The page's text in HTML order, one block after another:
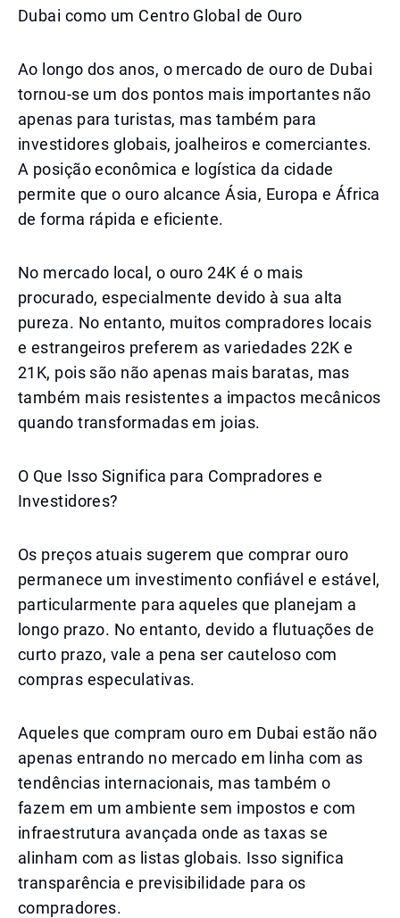
Dubai como um Centro Global de Ouro
Ao longo dos anos, o mercado de ouro de Dubai
tornou-se um dos pontos mais importantes não
apenas para turistas, mas também para
investidores globais, joalheiros e comerciantes.
A posição econômica e logística da cidade
permite que o ouro alcance Ásia, Europa e África
de forma rápida e eficiente.
No mercado local, o ouro 24K é o mais
procurado, especialmente devido à sua alta
pureza. No entanto, muitos compradores locais
e estrangeiros preferem as variedades 22K e
21K, pois são não apenas mais baratas, mas
também mais resistentes a impactos mecânicos
quando transformadas em joias.
O Que Isso Significa para Compradores e
Investidores?
Os preços atuais sugerem que comprar ouro
permanece um investimento confiável e estável,
particularmente para aqueles que planejam a
longo prazo. No entanto, devido a flutuações de
curto prazo, vale a pena ser cauteloso com
compras especulativas.
Aqueles que compram ouro em Dubai estão não
apenas entrando no mercado em linha com as
tendências internacionais, mas também o
fazem em um ambiente sem impostos e com
infraestrutura avançada onde as taxas se
alinham com as listas globais. Isso significa
transparência e previsibilidade para os
compradores.